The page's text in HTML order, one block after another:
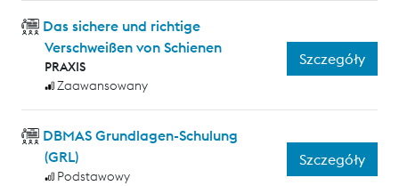
Das sichere und richtige
Verschweißen von Schienen
PRAXIS
Zaawansowany
Szczegóły
DBMAS Grundlagen-Schulung
(GRL)
Podstawowy
Szczegóły